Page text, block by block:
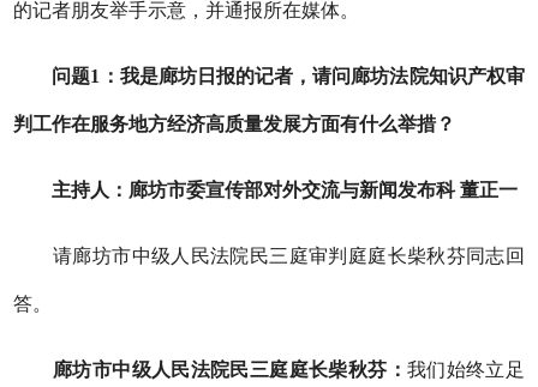
的记者朋友举手示意 ，并通报所在媒体。
问题1 ： 我是廊坊日报的记者，请问廊坊法院知识产权审
判工作在服务地方经济高质量发展方面有什么举措？
主持人：廊坊市委宣传部对外交流与新闻发布科 董正一
请廊坊市中级人民法院民三庭审判庭庭长柴秋芬同志回
答。
廊坊市中级人民法院民三庭庭长柴秋芬： 我们始终立足